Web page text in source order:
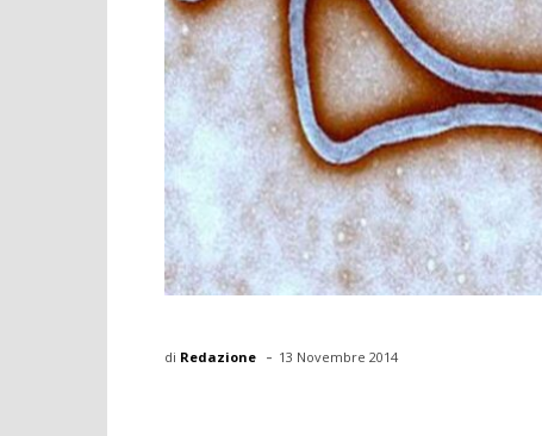
di Redazione - 13 Novembre 2014